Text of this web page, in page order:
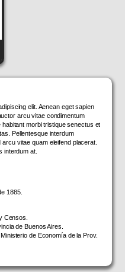
elit. Aenean eget sapien
arcu vitae condimentum
morbi tristique senectus et
Pellentesque interdum
vitae quam eleifend placerat.
interdum at.
1885.
Censos.
de Buenos Aires.
de Economía de la Prov.